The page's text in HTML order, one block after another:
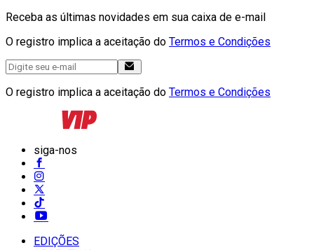
Receba as últimas novidades em sua caixa de e-mail
O registro implica a aceitação do Termos e Condições
O registro implica a aceitação do Termos e Condições
siga-nos
EDIÇÕES